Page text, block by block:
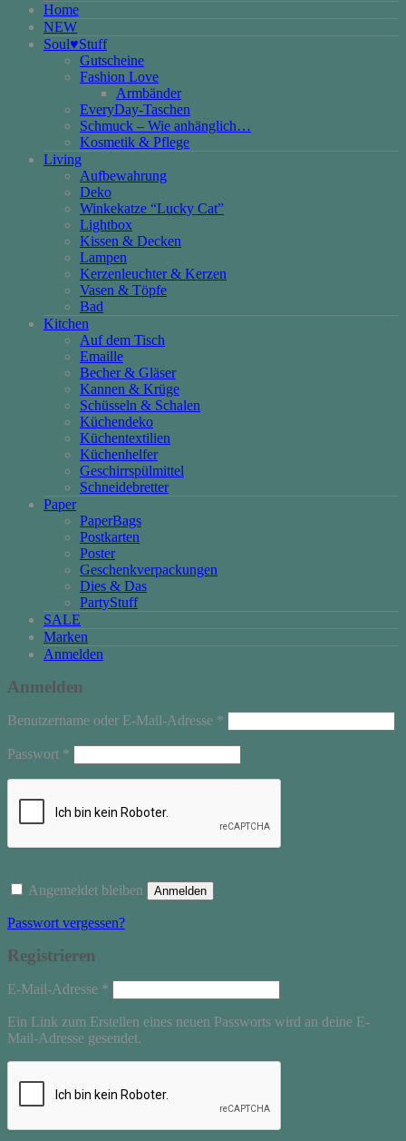
Home
NEW
Soul♥Stuff
Gutscheine
Fashion Love
Armbänder
EveryDay-Taschen
Schmuck – Wie anhänglich…
Kosmetik & Pflege
Living
Aufbewahrung
Deko
Winkekatze “Lucky Cat”
Lightbox
Kissen & Decken
Lampen
Kerzenleuchter & Kerzen
Vasen & Töpfe
Bad
Kitchen
Auf dem Tisch
Emaille
Becher & Gläser
Kannen & Krüge
Schüsseln & Schalen
Küchendeko
Küchentextilien
Küchenhelfer
Geschirrspülmittel
Schneidebretter
Paper
PaperBags
Postkarten
Poster
Geschenkverpackungen
Dies & Das
PartyStuff
SALE
Marken
Anmelden
Anmelden
Benutzername oder E-Mail-Adresse *
Passwort *
Angemeldet bleiben Anmelden
Passwort vergessen?
Registrieren
E-Mail-Adresse *
Ein Link zum Erstellen eines neuen Passworts wird an deine E-
Mail-Adresse gesendet.